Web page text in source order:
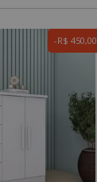
R$ 450,00